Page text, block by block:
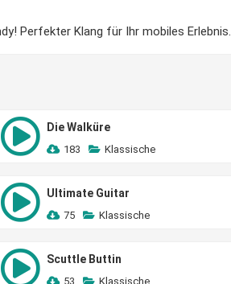
Perfekter Klang für Ihr mobiles Erlebnis.
Die Walküre
183 Klassische
Ultimate Guitar
75 Klassische
Scuttle Buttin
53 Klassische